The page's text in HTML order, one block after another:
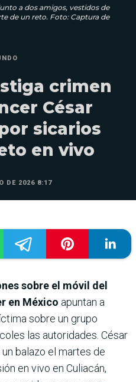
a dos amigos, vestidos de
de un reto. Foto: Captura de
crimen
César
sicarios
en vivo
DE 2026 8:17
sobre el móvil del
en México apuntan a
sobre un grupo
las autoridades. César
balazo el martes de
en vivo en Culiacán,